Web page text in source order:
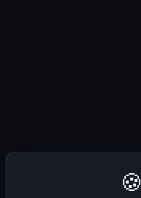
🍪